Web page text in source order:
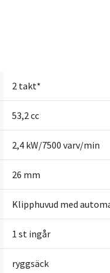
2 takt*
53,2 cc
2,4 kW/7500 varv/min
26 mm
Klipphuvud med
1 st ingår
ryggsäck